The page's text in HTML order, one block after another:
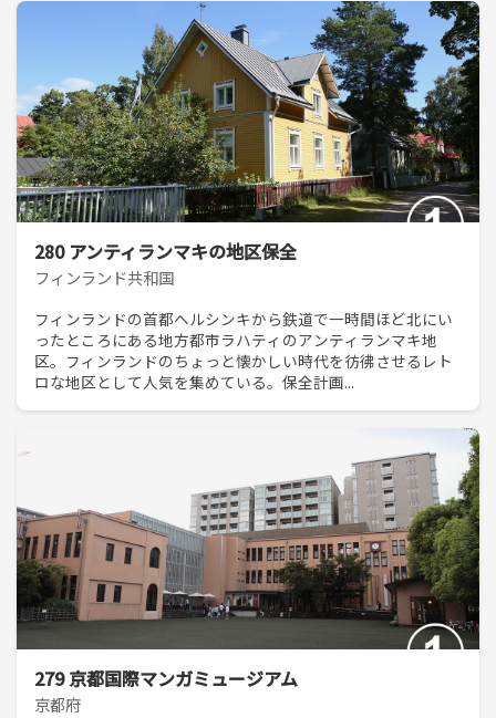
280 アンティランマキの地区保全
フィンランド共和国
フィンランドの首都ヘルシンキから鉄道で一時間ほど北にい
ったところにある地方都市ラハティのアンティランマキ地
区。フィンランドのちょっと懐かしい時代を彷彿させるレト
ロな地区として人気を集めている。保全計画...
279 京都国際マンガミュージアム
京都府